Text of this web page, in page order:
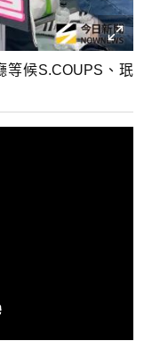
候S.COUPS、珉